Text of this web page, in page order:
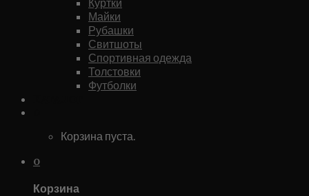
Майки
Рубашки
Свитшоты
Спортивная одежда
Толстовки
Футболки
Корзина пуста.
0
Корзина